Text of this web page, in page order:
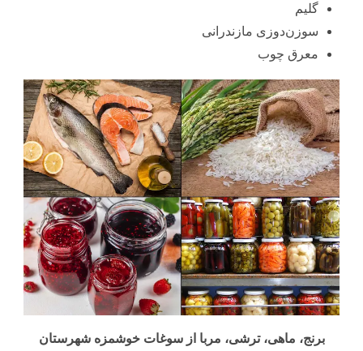
گلیم‌
سوزن‌دوزی مازندرانی
معرق چوب
برنج، ماهی، ترشی، مربا از سوغات خوشمزه شهرستان